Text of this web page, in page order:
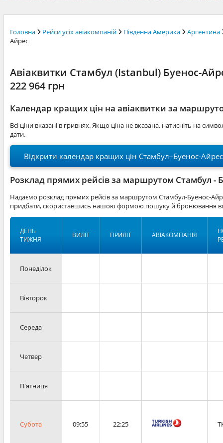
Головна Рейси усіх авіакомпаній Південна Америка
Аргентина
Айрес
Авіаквитки Стамбул (Istanbul) Буенос-
222 964 грн
Календар кращих цін на авіаквитки за
Всі ціни вказані в гривнях. Якщо ціна не вказана, натисніть на
дати.
Відкрити календар кращих цін Стамбул–Буенос-Айрес
Розклад прямих рейсів за маршрутом Стамбул -
Надаємо розклад прямих рейсів за маршрутом Стамбул-Буенос-
придбати, скориставшись нашою формою пошуку й бронювання
ДЕНЬ
ТИЖНЯ
ВИЛІТ ПРИЛІТ АВІАКОМПАНІЯ
Понеділок
Вівторок
Середа
Четвер
П'ятниця
Субота 09:55 22:25